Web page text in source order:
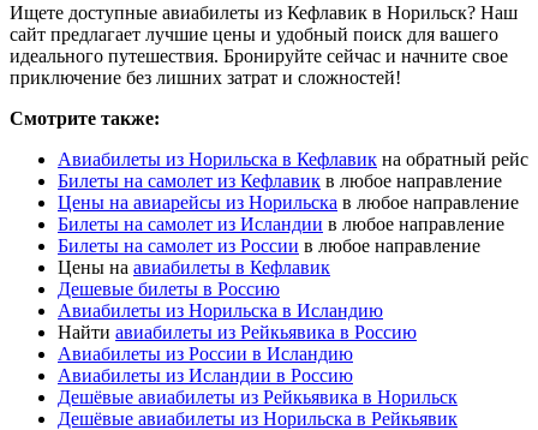
Ищете доступные авиабилеты из Кефлавик в Норильск? Наш
сайт предлагает лучшие цены и удобный поиск для вашего
идеального путешествия. Бронируйте сейчас и начните свое
приключение без лишних затрат и сложностей!
Смотрите также:
Авиабилеты из Норильска в Кефлавик на обратный рейс
Билеты на самолет из Кефлавик в любое направление
Цены на авиарейсы из Норильска в любое направление
Билеты на самолет из Исландии в любое направление
Билеты на самолет из России в любое направление
Цены на авиабилеты в Кефлавик
Дешевые билеты в Россию
Авиабилеты из Норильска в Исландию
Найти авиабилеты из Рейкьявика в Россию
Авиабилеты из России в Исландию
Авиабилеты из Исландии в Россию
Дешёвые авиабилеты из Рейкьявика в Норильск
Дешёвые авиабилеты из Норильска в Рейкьявик